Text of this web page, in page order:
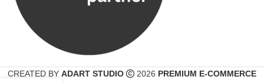
CREATED BY ADART STUDIO 2026 PREMIUM E-COMMERCE